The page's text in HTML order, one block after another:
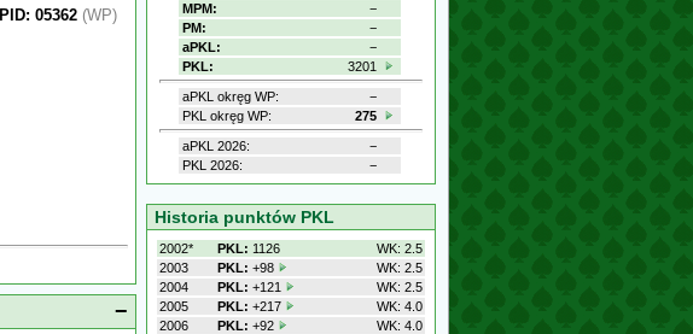
PID: 05362 (WP)
−
MPM:
−
PM:
−
aPKL:
−
PKL:
3201
aPKL okręg WP:
−
PKL okręg WP:
275
aPKL 2026:
−
PKL 2026:
−
Historia punktów PKL
2002* PKL: 1126
WK: 2.5
2003
PKL: +98
WK: 2.5
2004
PKL: +121
WK: 2.5
2005
PKL: +217
WK: 4.0
2006
PKL: +92
WK: 4.0